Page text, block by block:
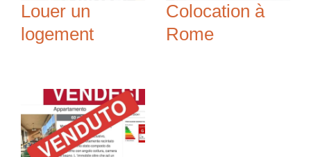
Louer un
logement
Colocation à
Rome